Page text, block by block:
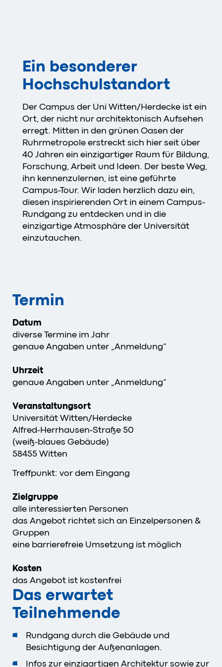
Ein besonderer
Hochschulstandort
Der Campus der Uni Witten/Herdecke ist ein
Ort, der nicht nur architektonisch Aufsehen
erregt. Mitten in den grünen Oasen der
Ruhrmetropole erstreckt sich hier seit über
40 Jahren ein einzigartiger Raum für Bildung,
Forschung, Arbeit und Ideen. Der beste Weg,
ihn kennenzulernen, ist eine geführte
Campus-Tour. Wir laden herzlich dazu ein,
diesen inspirierenden Ort in einem Campus-
Rundgang zu entdecken und in die
einzigartige Atmosphäre der Universität
einzutauchen.
Termin
Datum
diverse Termine im Jahr
genaue Angaben unter „Anmeldung“
Uhrzeit
genaue Angaben unter „Anmeldung“
Veranstaltungsort
Universität Witten/Herdecke
Alfred-Herrhausen-Straße 50
(weiß-blaues Gebäude)
58455 Witten
Treffpunkt: vor dem Eingang
Zielgruppe
alle interessierten Personen
das Angebot richtet sich an Einzelpersonen &
Gruppen
eine barrierefreie Umsetzung ist möglich
Kosten
das Angebot ist kostenfrei
Das erwartet
Teilnehmende
Rundgang durch die Gebäude und
Besichtigung der Außenanlagen.
Infos zur einzigartigen Architektur sowie zur